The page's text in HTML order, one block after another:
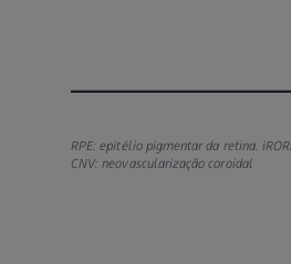
RPE: epitélio pigmentar da retina.
CNV: neovascularização coroidal